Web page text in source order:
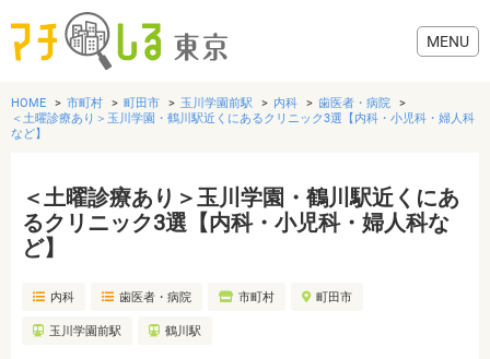
グルメ
美容・健康
歯医者・病院
HOME 市町村 町田市 玉川学園前駅 内科
歯医者・病院
＜土曜診療あり＞玉川学園・鶴川駅近くにあるクリニック3選【内科・小児科・婦人科
など】
＜土曜診療あり＞玉川学園・鶴川駅近くにあ
るクリニック3選【内科・小児科・婦人科な
ど】
内科 歯医者・病院 市町村 町田市
玉川学園前駅 鶴川駅